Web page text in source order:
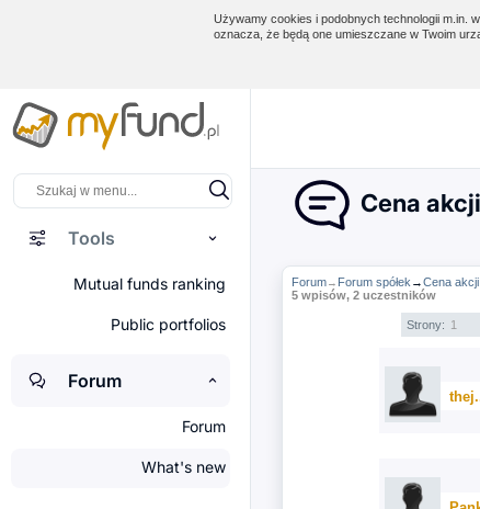
Używamy cookies i podobnych technologii m.in.
oznacza, że będą one umieszczane w Twoim
Tools
Mutual funds ranking
Public portfolios
Forum
Forum
What's new
Cena
Forum→ Forum spółek →Cena
5 wpisów, 2 uczestników
Strony: 1